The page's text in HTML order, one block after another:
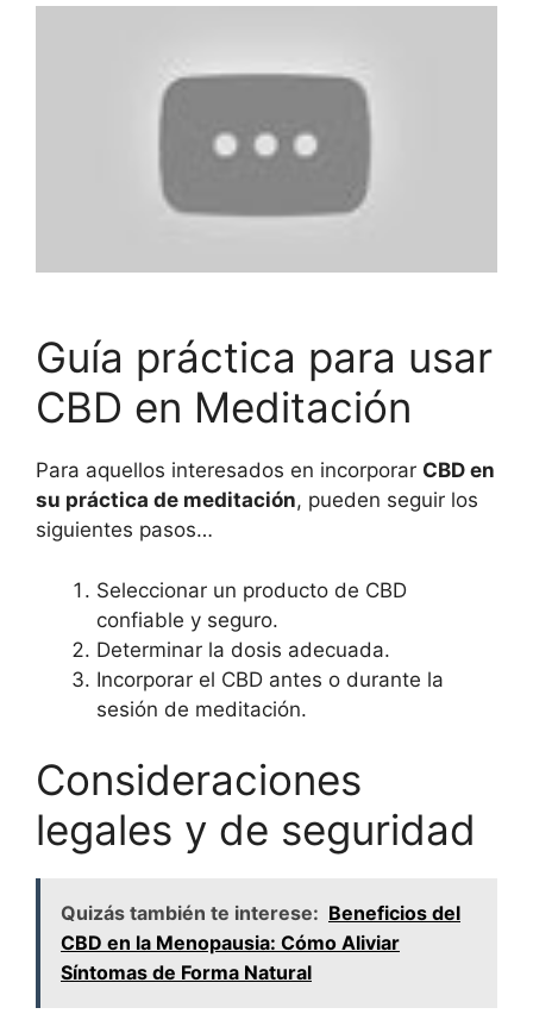
Guía práctica para usar
CBD en Meditación
Para aquellos interesados en incorporar CBD en
su práctica de meditación, pueden seguir los
siguientes pasos…
Seleccionar un producto de CBD
confiable y seguro.
Determinar la dosis adecuada.
Incorporar el CBD antes o durante la
sesión de meditación.
Consideraciones
legales y de seguridad
Quizás también te interese: Beneficios del
CBD en la Menopausia: Cómo Aliviar
Síntomas de Forma Natural